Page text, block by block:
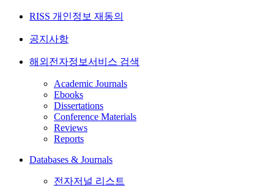
RISS 개인정보 재동의
공지사항
해외전자정보서비스 검색
Academic Journals
Ebooks
Dissertations
Conference Materials
Reviews
Reports
Databases & Journals
전자저널 리스트